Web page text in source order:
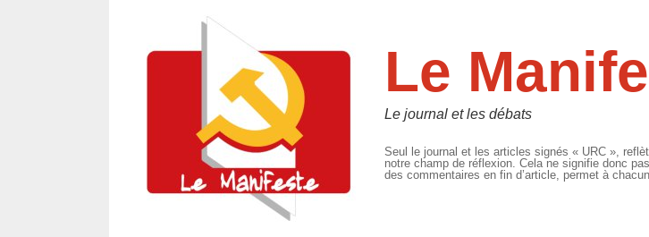
Le
Le journal et les débats
Seul le journal et les articles signés « URC »,
notre champ de réflexion. Cela ne signifie donc
des commentaires en fin d’article, permet à